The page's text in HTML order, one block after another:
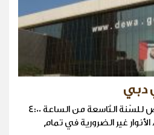
دبي
تبدأ اليوم حملة ساعة الأرض للسّنة التّاسعة من الساعة 4:00
غير الضرورية في تمام